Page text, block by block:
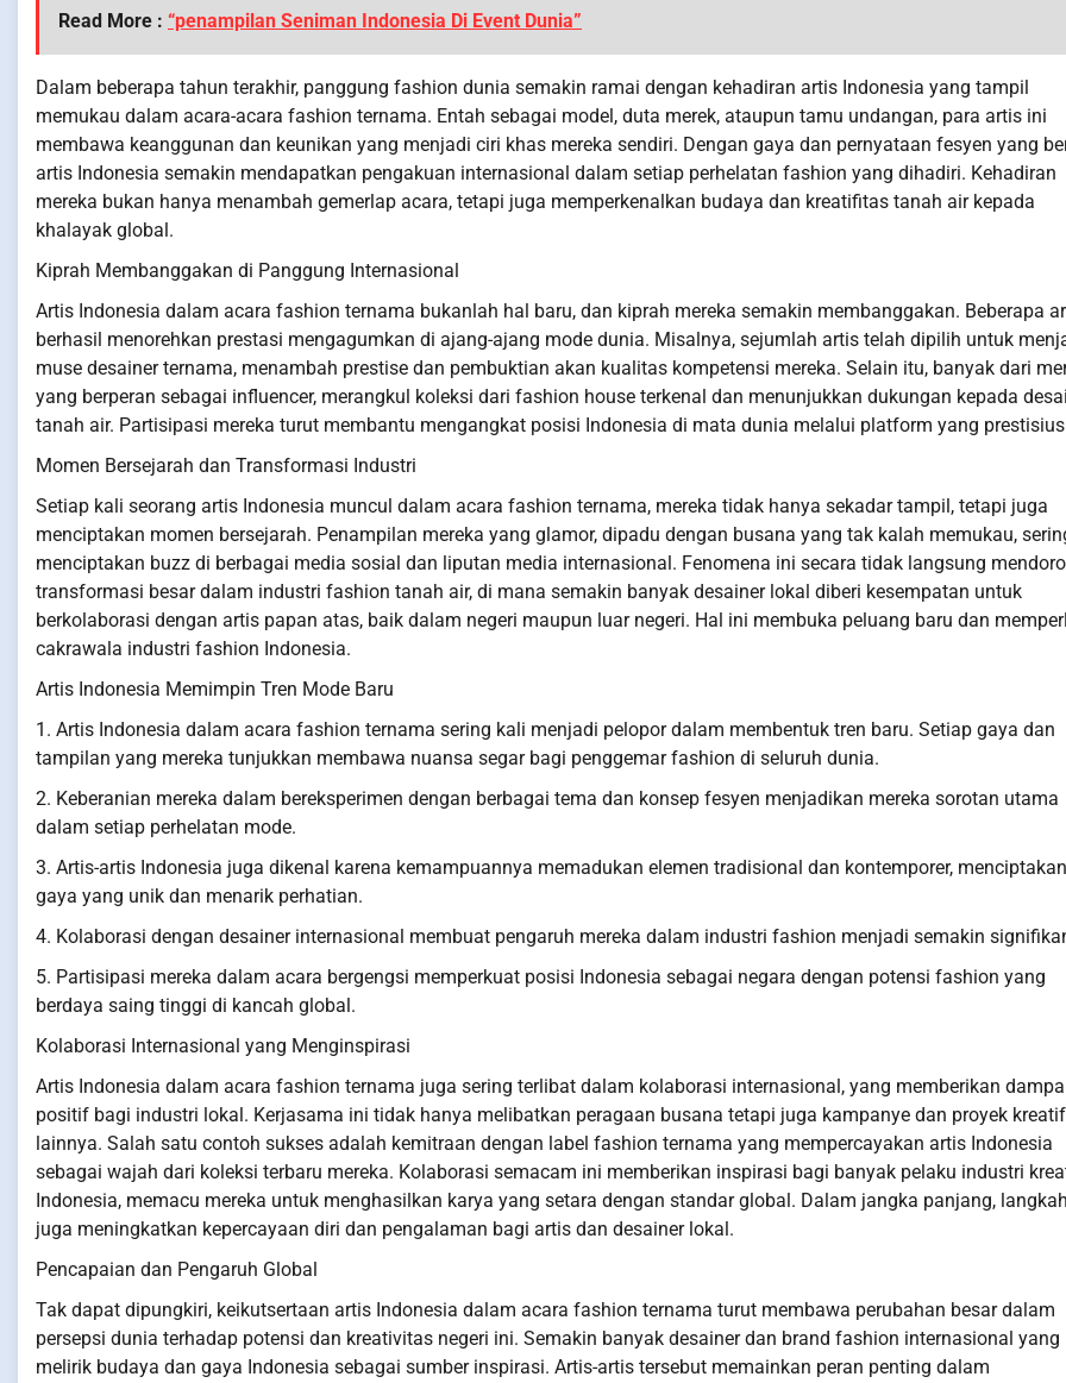
Read More : “penampilan Seniman Indonesia Di Event Dunia”
Dalam beberapa tahun terakhir, panggung fashion dunia semakin ramai dengan kehadiran artis Indonesia yang tampil
memukau dalam acara-acara fashion ternama. Entah sebagai model, duta merek, ataupun tamu undangan, para artis ini
membawa keanggunan dan keunikan yang menjadi ciri khas mereka sendiri. Dengan gaya dan pernyataan fesyen yang
artis Indonesia semakin mendapatkan pengakuan internasional dalam setiap perhelatan fashion yang dihadiri. Kehadiran
mereka bukan hanya menambah gemerlap acara, tetapi juga memperkenalkan budaya dan kreatifitas tanah air kepada
khalayak global.
Kiprah Membanggakan di Panggung Internasional
Artis Indonesia dalam acara fashion ternama bukanlah hal baru, dan kiprah mereka semakin membanggakan. Beberapa
berhasil menorehkan prestasi mengagumkan di ajang-ajang mode dunia. Misalnya, sejumlah artis telah dipilih untuk
muse desainer ternama, menambah prestise dan pembuktian akan kualitas kompetensi mereka. Selain itu, banyak dari
yang berperan sebagai influencer, merangkul koleksi dari fashion house terkenal dan menunjukkan dukungan kepada
tanah air. Partisipasi mereka turut membantu mengangkat posisi Indonesia di mata dunia melalui platform yang
Momen Bersejarah dan Transformasi Industri
Setiap kali seorang artis Indonesia muncul dalam acara fashion ternama, mereka tidak hanya sekadar tampil, tetapi juga
menciptakan momen bersejarah. Penampilan mereka yang glamor, dipadu dengan busana yang tak kalah memukau,
menciptakan buzz di berbagai media sosial dan liputan media internasional. Fenomena ini secara tidak langsung
transformasi besar dalam industri fashion tanah air, di mana semakin banyak desainer lokal diberi kesempatan untuk
berkolaborasi dengan artis papan atas, baik dalam negeri maupun luar negeri. Hal ini membuka peluang baru dan
cakrawala industri fashion Indonesia.
Artis Indonesia Memimpin Tren Mode Baru
1. Artis Indonesia dalam acara fashion ternama sering kali menjadi pelopor dalam membentuk tren baru. Setiap gaya dan
tampilan yang mereka tunjukkan membawa nuansa segar bagi penggemar fashion di seluruh dunia.
2. Keberanian mereka dalam bereksperimen dengan berbagai tema dan konsep fesyen menjadikan mereka sorotan utama
dalam setiap perhelatan mode.
3. Artis-artis Indonesia juga dikenal karena kemampuannya memadukan elemen tradisional dan kontemporer, menciptakan
gaya yang unik dan menarik perhatian.
4. Kolaborasi dengan desainer internasional membuat pengaruh mereka dalam industri fashion menjadi semakin
5. Partisipasi mereka dalam acara bergengsi memperkuat posisi Indonesia sebagai negara dengan potensi fashion yang
berdaya saing tinggi di kancah global.
Kolaborasi Internasional yang Menginspirasi
Artis Indonesia dalam acara fashion ternama juga sering terlibat dalam kolaborasi internasional, yang memberikan
positif bagi industri lokal. Kerjasama ini tidak hanya melibatkan peragaan busana tetapi juga kampanye dan proyek kreatif
lainnya. Salah satu contoh sukses adalah kemitraan dengan label fashion ternama yang mempercayakan artis Indonesia
sebagai wajah dari koleksi terbaru mereka. Kolaborasi semacam ini memberikan inspirasi bagi banyak pelaku industri
Indonesia, memacu mereka untuk menghasilkan karya yang setara dengan standar global. Dalam jangka panjang,
juga meningkatkan kepercayaan diri dan pengalaman bagi artis dan desainer lokal.
Pencapaian dan Pengaruh Global
Tak dapat dipungkiri, keikutsertaan artis Indonesia dalam acara fashion ternama turut membawa perubahan besar dalam
persepsi dunia terhadap potensi dan kreativitas negeri ini. Semakin banyak desainer dan brand fashion internasional yang
melirik budaya dan gaya Indonesia sebagai sumber inspirasi. Artis-artis tersebut memainkan peran penting dalam